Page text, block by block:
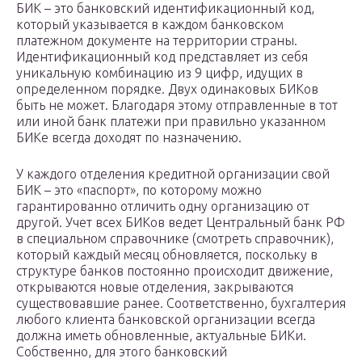
БИК – это банковский идентификационный код,
который указывается в каждом банковском
платежном документе на территории страны.
Идентификационный код представляет из себя
уникальную комбинацию из 9 цифр, идущих в
определенном порядке. Двух одинаковых БИКов
быть не может. Благодаря этому отправленные в тот
или иной банк платежи при правильно указанном
БИКе всегда доходят по назначению.
У каждого отделения кредитной организации свой
БИК – это «паспорт», по которому можно
гарантированно отличить одну организацию от
другой. Учет всех БИКов ведет Центральный банк РФ
в специальном справочнике (смотреть справочник),
который каждый месяц обновляется, поскольку в
структуре банков постоянно происходит движение,
открываются новые отделения, закрываются
существовавшие ранее. Соответственно, бухгалтерия
любого клиента банковской организации всегда
должна иметь обновленные, актуальные БИКи.
Собственно, для этого банковский